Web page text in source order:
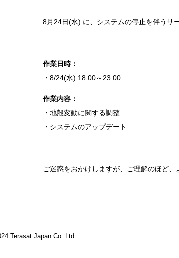
8月24日(水) に、システムの停止を伴うサ
作業日時：
・8/24(水) 18:00～23:00
作業内容：
・地殻変動に関する調整
・システムのアップデート
ご迷惑をおかけしますが、ご理解のほど、
Terasat Japan Co. Ltd.